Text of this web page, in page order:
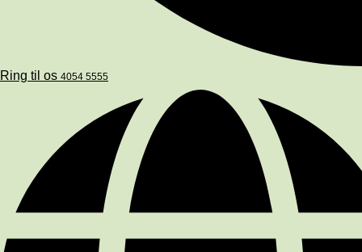
Ring til os 4054 5555